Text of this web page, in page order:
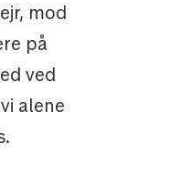
mod
på
ved
alene